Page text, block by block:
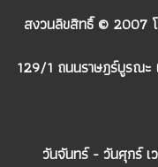
สงวนลิขสิทธิ์ © 2007 โ
129/1 ถนนราษฎร์บูรณะ
วันจันทร์ - วันศุกร์ เ